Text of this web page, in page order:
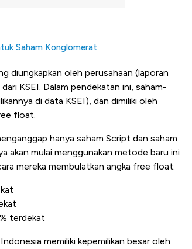
Saham Konglomerat
diungkapkan oleh perusahaan (laporan
KSEI. Dalam pendekatan ini, saham-
di data KSEI), dan dimiliki oleh
float.
hanya saham Script dan saham
akan mulai menggunakan metode baru ini
mereka membulatkan angka free float:
terdekat
memiliki kepemilikan besar oleh
Sampai Ribuan Kilometer